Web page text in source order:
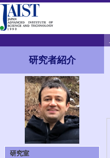
研究者紹介
研究室